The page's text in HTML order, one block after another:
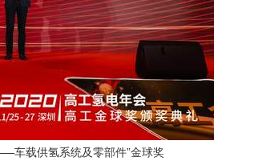
车载供氢系统及零部件”金球奖